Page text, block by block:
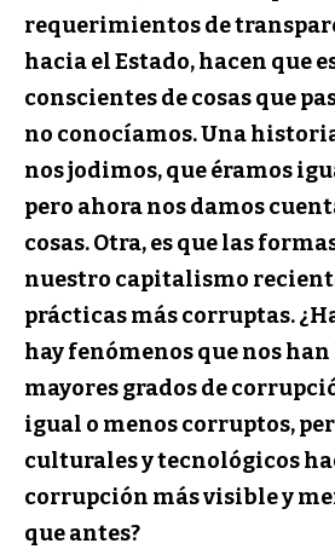
requerimientos de
hacia el Estado, hacen que
conscientes de cosas que
no conocíamos. Una
nos jodimos, que éramos
pero ahora nos damos
cosas. Otra, es que las
nuestro capitalismo
prácticas más corruptas.
hay fenómenos que nos
mayores grados de
igual o menos corruptos,
culturales y tecnológicos
corrupción más visible y
que antes?